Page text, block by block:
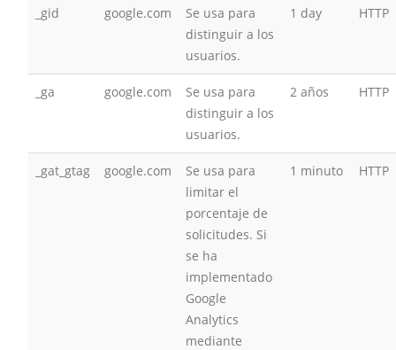
_gid google.com
Se usa para
distinguir a los
usuarios.
1 day HTTP
_ga google.com
Se usa para
distinguir a los
usuarios.
2 años HTTP
_gat_gtag google.com
Se usa para
limitar el
porcentaje de
solicitudes. Si
se ha
implementado
Google
Analytics
mediante
1 minuto HTTP